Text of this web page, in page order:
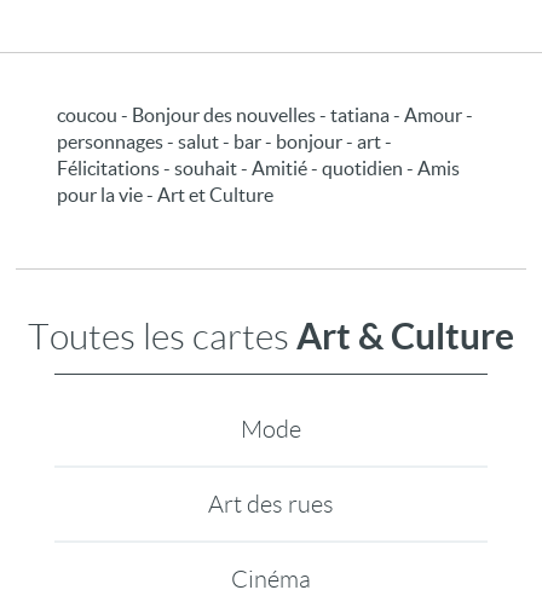
coucou - Bonjour des nouvelles - tatiana - Amour -
personnages - salut - bar - bonjour - art -
Félicitations - souhait - Amitié - quotidien - Amis
pour la vie - Art et Culture
Toutes les cartes Art & Culture
Mode
Art des rues
Cinéma